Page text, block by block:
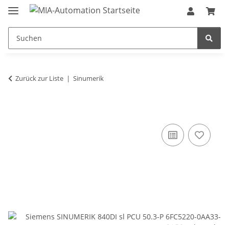
Zurück zur Liste Sinumerik